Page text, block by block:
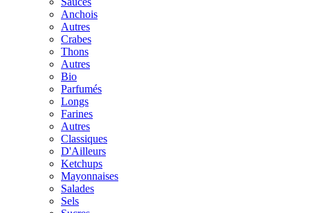
Anchois
Autres
Crabes
Thons
Autres
Bio
Parfumés
Longs
Farines
Autres
Classiques
D'Ailleurs
Ketchups
Mayonnaises
Salades
Sels